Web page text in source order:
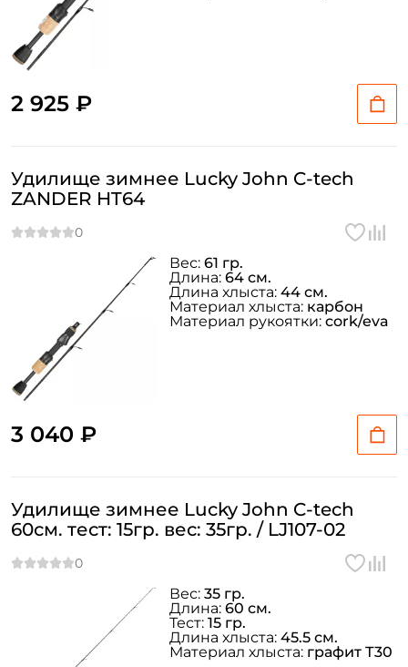
2 925 ₽
Удилище зимнее Lucky John C-tech
ZANDER HT64
3 040 ₽
Вес: 61 гр.
Длина: 64 см.
Длина хлыста: 44 см.
Материал хлыста: карбон
Материал рукоятки: cork/eva
Удилище зимнее Lucky John C-tech
60см. тест: 15гр. вес: 35гр. / LJ107-02
Вес: 35 гр.
Длина: 60 см.
Тест: 15 гр.
Длина хлыста: 45.5 см.
Материал хлыста: графит Т30
Создать аккаунт
ФИО: *
Email: *
Номер телефона: *